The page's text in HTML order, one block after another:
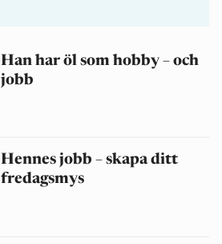
Han har öl som hobby – och
jobb
Hennes jobb – skapa ditt
fredagsmys